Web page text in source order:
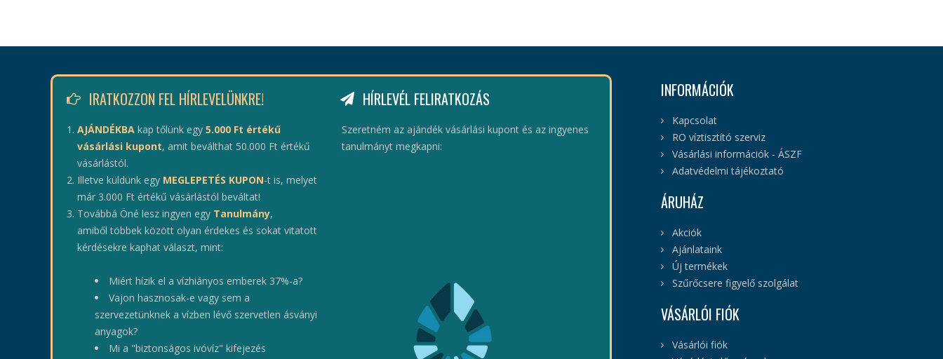
IRATKOZZON FEL HÍRLEVELÜNKRE!
AJÁNDÉKBA kap tőlünk egy 5.000 Ft értékű
vásárlási kupont, amit beválthat 50.000 Ft értékű
vásárlástól.
Illetve küldünk egy MEGLEPETÉS KUPON-t is, melyet
már 3.000 Ft értékű vásárlástól beváltat!
Továbbá Öné lesz ingyen egy Tanulmány,
amiből többek között olyan érdekes és sokat vitatott
kérdésekre kaphat választ, mint:
Miért hízik el a vízhiányos emberek 37%-a?
Vajon hasznosak-e vagy sem a
szervezetünknek a vízben lévő szervetlen ásványi
anyagok?
Mi a "biztonságos ivóvíz" kifejezés
HÍRLEVÉL FELIRATKOZÁS
Szeretném az ajándék vásárlási kupont és az ingyenes
tanulmányt megkapni:
INFORMÁCIÓK
Kapcsolat
RO víztisztító szerviz
Vásárlási információk - ÁSZF
Adatvédelmi tájékoztató
ÁRUHÁZ
Akciók
Ajánlataink
Új termékek
Szűrőcsere figyelő szolgálat
VÁSÁRLÓI FIÓK
Vásárlói fiók